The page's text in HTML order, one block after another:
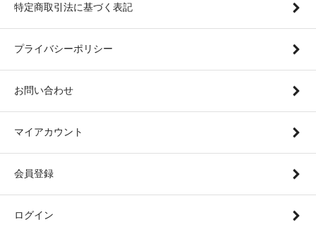
特定商取引法に基づく表記
プライバシーポリシー
お問い合わせ
マイアカウント
会員登録
ログイン